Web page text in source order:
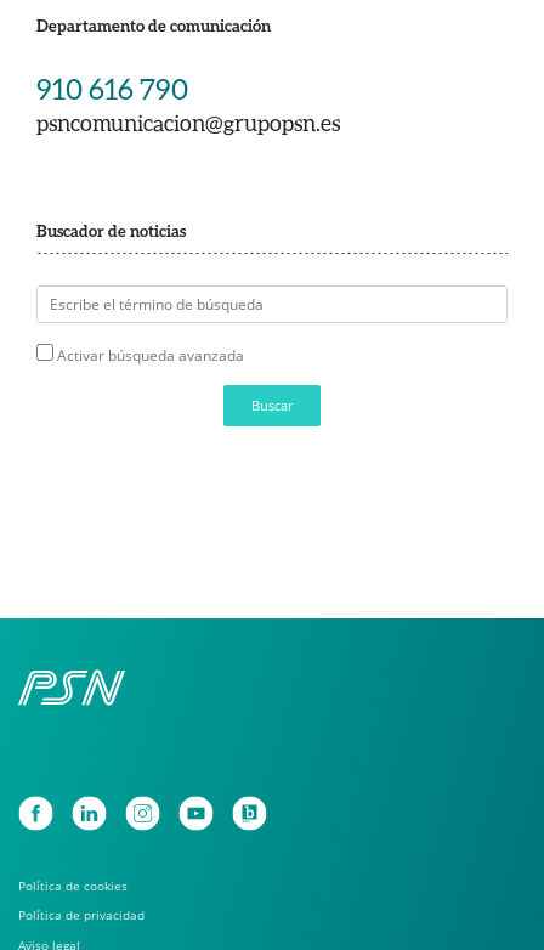
Departamento de comunicación
910 616 790
psncomunicacion@grupopsn.es
Buscador de noticias
Activar búsqueda avanzada
Buscar
Política de cookies
Política de privacidad
Aviso legal